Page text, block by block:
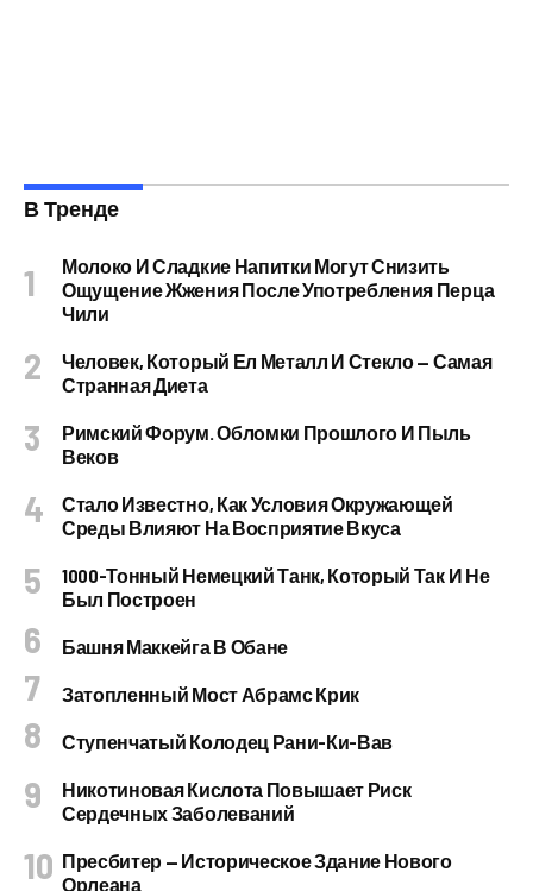
В Тренде
Молоко И Сладкие Напитки Могут Снизить
Ощущение Жжения После Употребления Перца
Чили
Человек, Который Ел Металл И Стекло — Самая
Странная Диета
Римский Форум. Обломки Прошлого И Пыль
Веков
Стало Известно, Как Условия Окружающей
Среды Влияют На Восприятие Вкуса
1000-Тонный Немецкий Танк, Который Так И Не
Был Построен
Башня Маккейга В Обане
Затопленный Мост Абрамс Крик
Ступенчатый Колодец Рани-Ки-Вав
Никотиновая Кислота Повышает Риск
Сердечных Заболеваний
Пресбитер — Историческое Здание Нового
Орлеана